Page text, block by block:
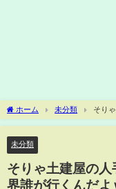
ホーム 未分類
そり
んだよｗ【2chまとめ】【2ch
未分類
そりゃ土建屋の
界誰が行くんだよ